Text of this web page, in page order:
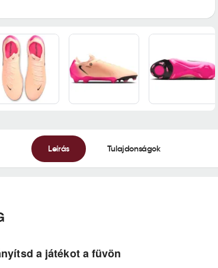
Leírás Tulajdonságok
a játékot a füvön